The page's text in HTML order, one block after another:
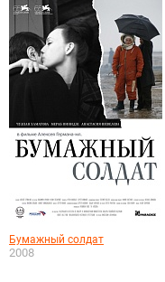
Бумажный солдат
2008